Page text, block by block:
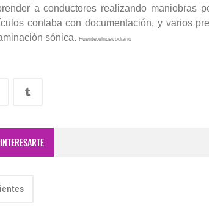
a conductores realizando maniobras
contaba con documentación, y varios
sónica. Fuente:elnuevodiario